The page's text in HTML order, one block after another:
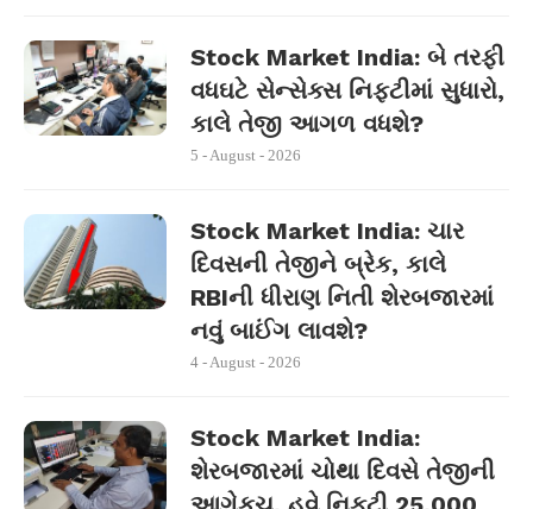
Stock Market India: બે તરફી
વધઘટે સેન્સેક્સ નિફ્ટીમાં સુધારો,
કાલે તેજી આગળ વધશે?
5 - August - 2026
Stock Market India: ચાર
દિવસની તેજીને બ્રેક, કાલે
RBIની ધીરાણ નિતી શેરબજારમાં
નવું બાઈંગ લાવશે?
4 - August - 2026
Stock Market India:
શેરબજારમાં ચોથા દિવસે તેજીની